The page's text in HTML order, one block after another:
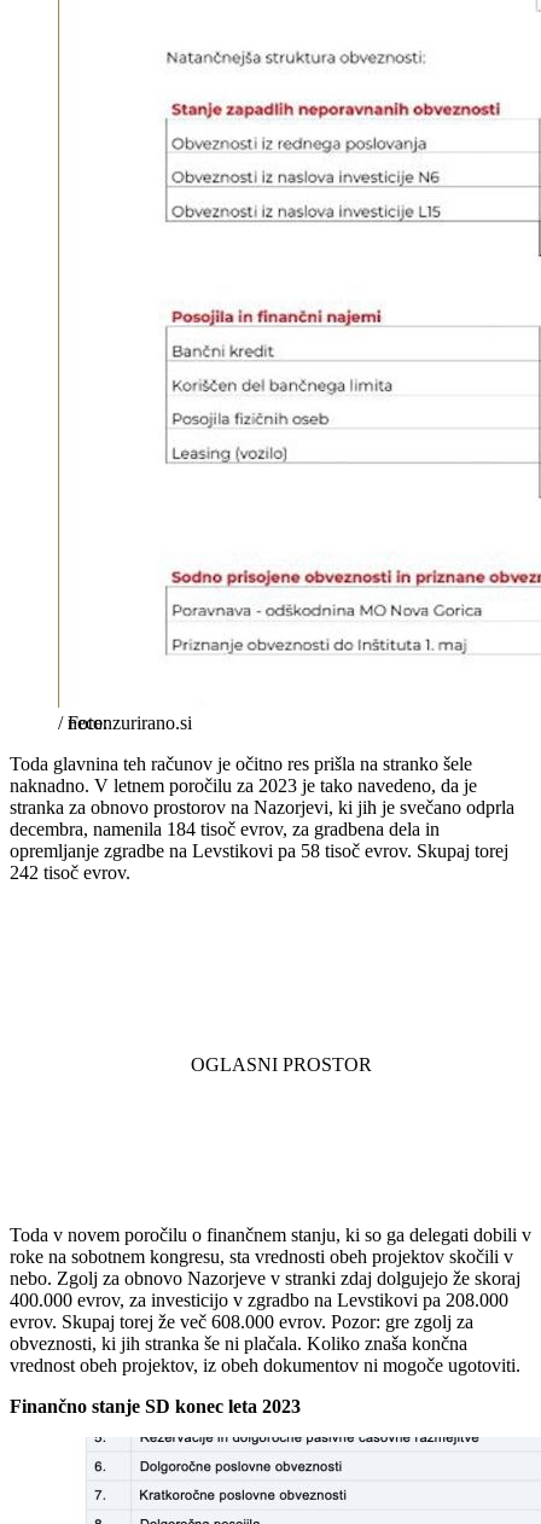
/necenzurirano.si
Toda glavnina teh računov je očitno res prišla na stranko šele
naknadno. V letnem poročilu za 2023 je tako navedeno, da je
stranka za obnovo prostorov na Nazorjevi, ki jih je svečano odprla
decembra, namenila 184 tisoč evrov, za gradbena dela in
opremljanje zgradbe na Levstikovi pa 58 tisoč evrov. Skupaj torej
242 tisoč evrov.
Toda v novem poročilu o finančnem stanju, ki so ga delegati dobili v
roke na sobotnem kongresu, sta vrednosti obeh projektov skočili v
nebo. Zgolj za obnovo Nazorjeve v stranki zdaj dolgujejo že skoraj
400.000 evrov, za investicijo v zgradbo na Levstikovi pa 208.000
evrov. Skupaj torej že več 608.000 evrov. Pozor: gre zgolj za
obveznosti, ki jih stranka še ni plačala. Koliko znaša končna
vrednost obeh projektov, iz obeh dokumentov ni mogoče ugotoviti.
Finančno stanje SD konec leta 2023